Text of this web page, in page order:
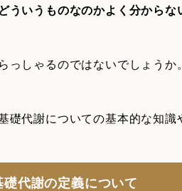
ういうものなのかよく分からな
っしゃるのではないでしょうか。
礎代謝についての基本的な知識
礎代謝の定義について